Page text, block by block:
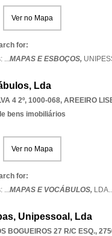
Ver no Mapa
for:
...MAPAS E ESBOÇOS,
Lda
4 2º, 1000-068, AREEIRO
bens imobiliários
Ver no Mapa
for:
...MAPAS E VOCÁBULOS, LDA
Unipessoal, Lda
BOGUEIROS 27 R/C ESQ.,